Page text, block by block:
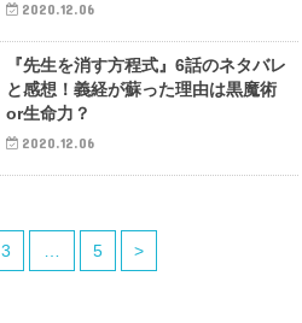
2020.12.06
『先生を消す方程式』6話のネタバレ
と感想！義経が蘇った理由は黒魔術
or生命力？
2020.12.06
3 … 5 >